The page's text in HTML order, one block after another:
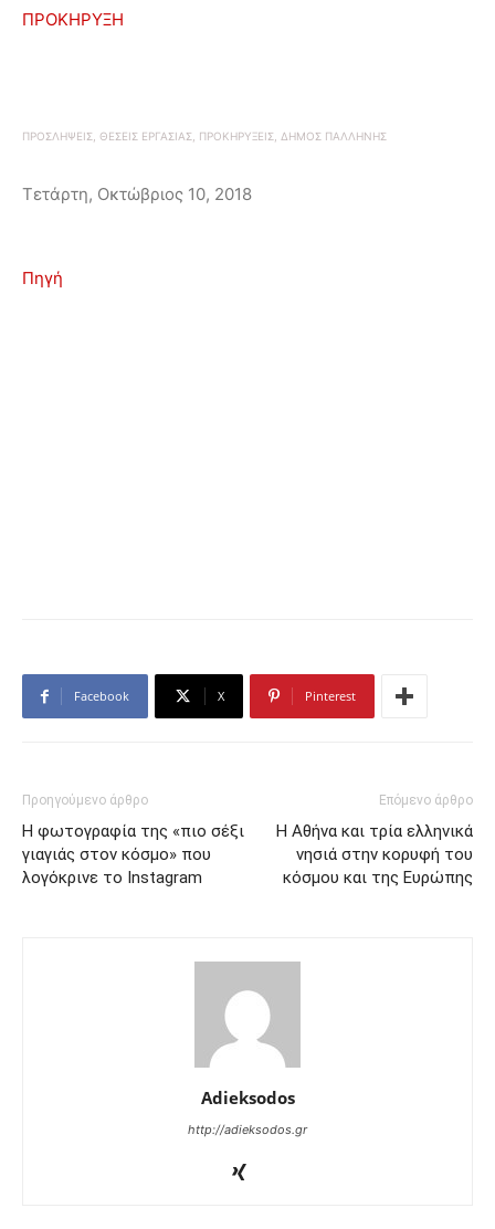
ΠΡΟΚΗΡΥΞΗ
ΠΡΟΣΛΗΨΕΙΣ, ΘΕΣΕΙΣ ΕΡΓΑΣΙΑΣ, ΠΡΟΚΗΡΥΞΕΙΣ, ΔΗΜΟΣ ΠΑΛΛΗΝΗΣ
Τετάρτη, Οκτώβριος 10, 2018
Πηγή
Facebook X Pinterest
Προηγούμενο άρθρο
Η φωτογραφία της «πιο σέξι
γιαγιάς στον κόσμο» που
λογόκρινε το Instagram
Επόμενο άρθρο
Η Αθήνα και τρία ελληνικά
νησιά στην κορυφή του
κόσμου και της Ευρώπης
Adieksodos
http://adieksodos.gr